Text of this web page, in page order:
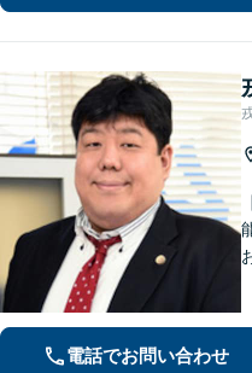
電話でお問い合わせ